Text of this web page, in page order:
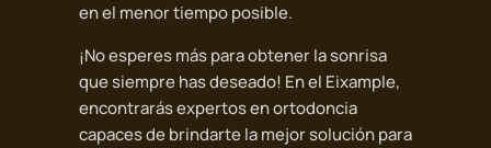
en el menor tiempo posible.
¡No esperes más para obtener la sonrisa
que siempre has deseado! En el Eixample,
encontrarás expertos en ortodoncia
capaces de brindarte la mejor solución para